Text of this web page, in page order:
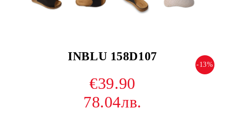
INBLU 158D107
-13%
€39.90
78.04лв.